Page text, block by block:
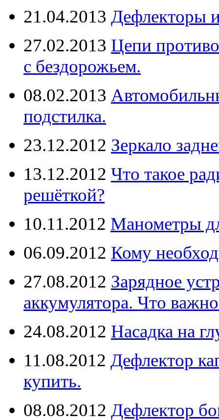
21.04.2013 Дефлекторы
27.02.2013 Цепи
с бездорожьем.
08.02.2013
подстилка.
23.12.2012 Зеркало
13.12.2012 Что такое
решёткой?
10.11.2012 Манометры
06.09.2012 Кому
27.08.2012 Зарядное
аккумулятора. Что
24.08.2012 Насадка на
11.08.2012 Дефлектор
купить.
08.08.2012 Дефлектор